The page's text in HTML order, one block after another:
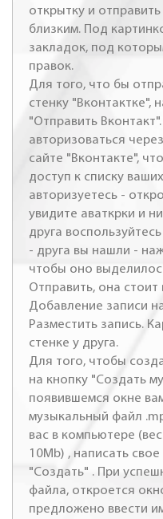
открытку и
близким. Под
закладок, под
правок.
Для того, что бы
стенку "Вконтактке",
"Отправить
авторизоваться
сайте "Вконтакте",
доступ к списку
авторизуетесь -
увидите аваткрки и
друга
- друга вы нашли -
чтобы оно
Отправить, она
Добавление записи
Разместить запись.
стенке у друга.
Для того, чтобы
на кнопку "Создать
появившемся окне
музыкальный файл
вас в компьютере
10Mb) , написать
"Создать" . При
файла, откроется
предложено ввести